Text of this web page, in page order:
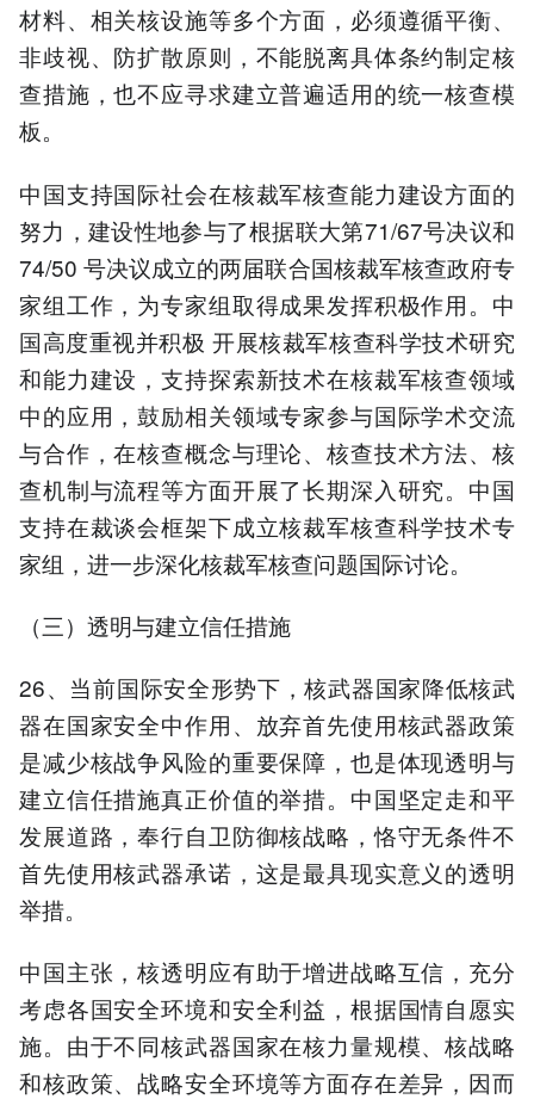
材料、相关核设施等多个方面，必须遵循平衡、
非歧视、防扩散原则，不能脱离具体条约制定核
查措施，也不应寻求建立普遍适用的统一核查模
板。
中国支持国际社会在核裁军核查能力建设方面的
努力，建设性地参与了根据联大第71/67号决议和
74/50 号决议成立的两届联合国核裁军核查政府专
家组工作，为专家组取得成果发挥积极作用。中
国高度重视并积极 开展核裁军核查科学技术研究
和能力建设，支持探索新技术在核裁军核查领域
中的应用，鼓励相关领域专家参与国际学术交流
与合作，在核查概念与理论、核查技术方法、核
查机制与流程等方面开展了长期深入研究。中国
支持在裁谈会框架下成立核裁军核查科学技术专
家组，进一步深化核裁军核查问题国际讨论。
（三）透明与建立信任措施
26、当前国际安全形势下，核武器国家降低核武
器在国家安全中作用、放弃首先使用核武器政策
是减少核战争风险的重要保障，也是体现透明与
建立信任措施真正价值的举措。中国坚定走和平
发展道路，奉行自卫防御核战略，恪守无条件不
首先使用核武器承诺，这是最具现实意义的透明
举措。
中国主张，核透明应有助于增进战略互信，充分
考虑各国安全环境和安全利益，根据国情自愿实
施。由于不同核武器国家在核力量规模、核战略
和核政策、战略安全环境等方面存在差异，因而